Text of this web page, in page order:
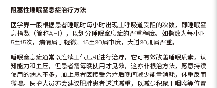
阻塞性睡眠窒息症治疗方法
医学界一般根据患者睡眠时每小时出现上呼吸道受阻的次数，即睡眠窒
息指数（简称AHI），以划分睡眠窒息症的严重程度。如指数为每小时
5至15次，病情属于轻微、15至30属中度，大过30则属严重。
睡眠窒息症通常以连续正气压机进行治疗，它可有效改善睡眠质素，认
知能力和血压，但患者需每晚使用才见效，这亦非根治方法，愿意持续
使用的病人不多，加上患者因接受治疗后晚间减少能量消耗，体重反而
微增。医护人员亦会建议肥胖患者透过减重，以减少积聚于咽喉等位置